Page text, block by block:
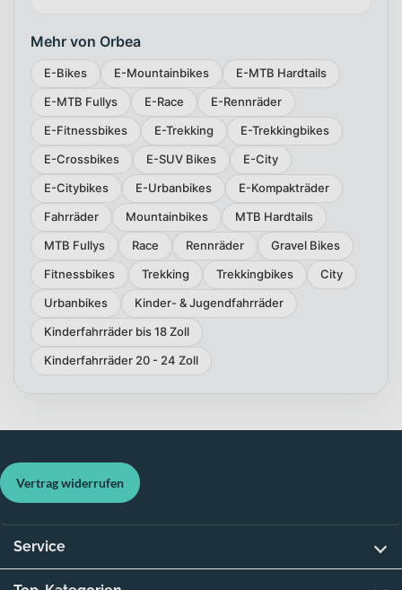
Mehr von Orbea
E-Bikes E-Mountainbikes
E-MTB Hardtails
E-MTB Fullys
E-Race
E-Rennräder
E-Fitnessbikes
E-Trekking
E-Trekkingbikes
E-Crossbikes
E-SUV Bikes
E-City
E-Citybikes
E-Urbanbikes
E-Kompakträder
Fahrräder
Mountainbikes
MTB Hardtails
MTB Fullys
Race Rennräder
Gravel Bikes
Fitnessbikes
Trekking Trekkingbikes
City
Urbanbikes
Kinder- & Jugendfahrräder
Kinderfahrräder bis 18 Zoll
Kinderfahrräder 20 - 24 Zoll
Vertrag widerrufen
Service